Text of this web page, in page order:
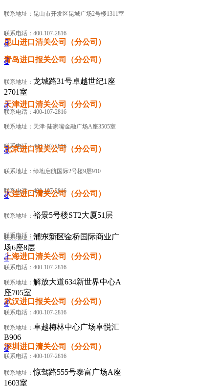
联系地址：昆山市开发区昆城广场2号楼1311室
联系电话：400-107-2816
昆山进口清关公司（分公司）
ꀶ
青岛进口报关公司（分公司）
ꀶ
联系地址： 龙城路31号卓越世纪1座
2701室
联系电话：400-107-2816
天津进口清关公司（分公司）
ꀶ
联系地址：天津·陆家嘴金融广场A座3505室
联系电话：400-107-2816
北京进口报关公司（分公司）
ꀶ
联系地址：绿地启航国际2号楼9层910
联系电话：400-107-2816
大连进口清关公司（分公司）
ꀶ
联系地址： 裕景5号楼ST2大厦51层
联系电话：400-107-2816
联系地址： 浦东新区金桥国际商业广
场6座8层
联系电话：400-107-2816
上海进口清关公司（分公司）
ꀶ
联系地址： 解放大道634新世界中心A
座705室
联系电话：400-107-2816
武汉进口报关公司（分公司）
ꀶ
联系地址： 卓越梅林中心广场卓悦汇
B906
联系电话：400-107-2816
深圳进口清关公司（分公司）
ꀶ
联系地址：惊驾路555号泰富广场A座
1603室